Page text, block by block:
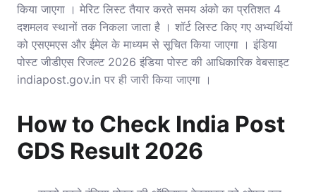
किया जाएगा । मेरिट लिस्ट तैयार करते समय अंको का प्रतिशत 4
दशमलव स्थानों तक निकला जाता है । शॉर्ट लिस्ट किए गए अभ्यर्थियों
को एसएमएस और ईमेल के माध्यम से सूचित किया जाएगा । इंडिया
पोस्ट जीडीएस रिजल्ट 2026 इंडिया पोस्ट की आधिकारिक वेबसाइट
indiapost.gov.in पर ही जारी किया जाएगा ।
How to Check India Post
GDS Result 2026